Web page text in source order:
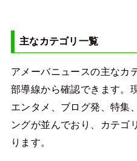
主なカテゴリ一覧
アメーバニュースの主なカ
部導線から確認できます。
エンタメ、ブログ発、特集
ングが並んでおり、カテゴ
ります。